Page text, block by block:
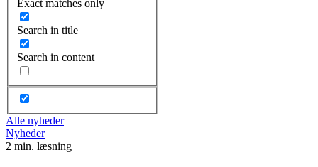
Exact matches only
Search in title
Search in content
Alle nyheder
Nyheder
2 min. læsning